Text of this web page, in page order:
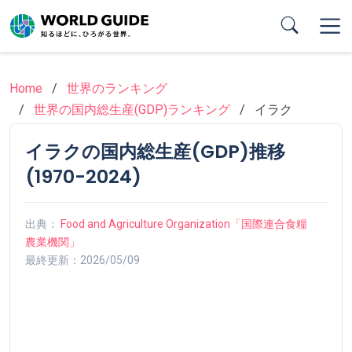
to
main
Home
世界のランキング
世界の国内総生産(GDP)ランキング
イラク
イラクの国内総生産(GDP)推移
(1970-2024)
出典：
Food and Agriculture Organization「国際連合食糧
農業機関」
最終更新：2026/05/09